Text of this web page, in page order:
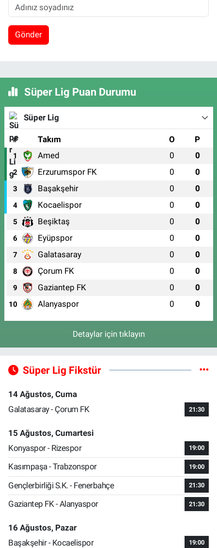
Gönder
Süper Lig Puan Durumu
Süper Lig
# Takım O P
1 Amed 0 0
2 Erzurumspor FK 0 0
3 Başakşehir 0 0
4 Kocaelispor 0 0
5 Beşiktaş 0 0
6 Eyüpspor 0 0
7 Galatasaray 0 0
8 Çorum FK 0 0
9 Gaziantep FK 0 0
10 Alanyaspor 0 0
Detaylar için tıklayın
Süper Lig Fikstür
14 Ağustos, Cuma
Galatasaray - Çorum FK
21:30
15 Ağustos, Cumartesi
Konyaspor - Rizespor
19:00
Kasımpaşa - Trabzonspor 19:00
Gençlerbirliği S.K. - Fenerbahçe 21:30
Gaziantep FK - Alanyaspor 21:30
16 Ağustos, Pazar
Başakşehir - Kocaelispor
19:00